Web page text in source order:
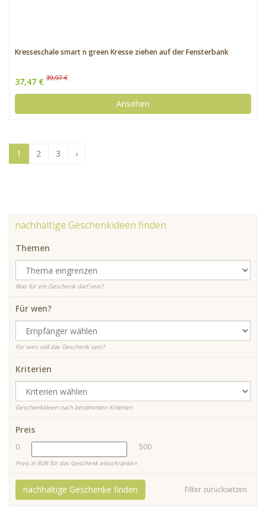
Kresseschale smart n green Kresse ziehen auf der Fensterbank
37,47 € 39,97 €
Ansehen
1 2 3 ›
nachhaltige Geschenkideen finden
Themen
Was für ein Geschenk darf sein?
Für wen?
Für wen soll das Geschenk sein?
Kriterien
Geschenkideen nach bestimmten Kriterien
Preis
0 500
Preis in EUR für das Geschenk einschränken
Filter zurücksetzen
nachhaltige Geschenke finden